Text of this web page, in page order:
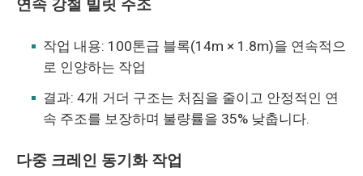
연속 강철 빌릿 주조
작업 내용: 100톤급 블록(14m × 1.8m)을 연속적으
로 인양하는 작업
결과: 4개 거더 구조는 처짐을 줄이고 안정적인 연
속 주조를 보장하며 불량률을 35% 낮춥니다.
다중 크레인 동기화 작업